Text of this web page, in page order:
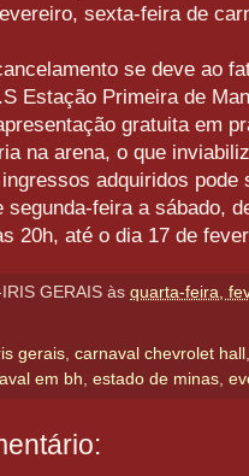
sexta-feira de
se deve ao
Estação Primeira de
gratuita em
na arena, o que
adquiridos
segunda-feira a sábado,
20h, até o dia 17 de
GERAIS às quarta-feira,
gerais carnaval chevrolet hall
em bh estado de minas